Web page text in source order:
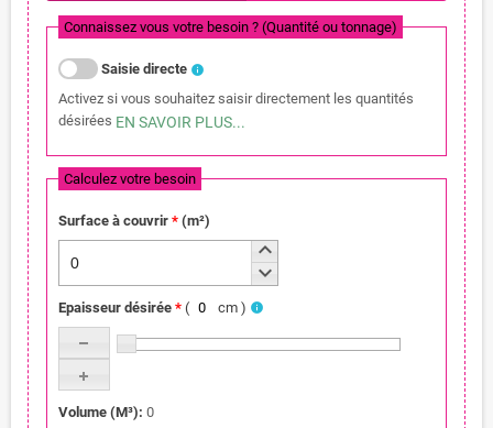
Connaissez vous votre besoin ? (Quantité ou tonnage)
Saisie directe info
Activez si vous souhaitez saisir directement les quantités
désirées EN SAVOIR PLUS...
Calculez votre besoin
Surface à couvrir * (m²)
keyboard_arrow_up
keyboard_arrow_down
Epaisseur désirée * ( cm ) info
Volume (M³): 0